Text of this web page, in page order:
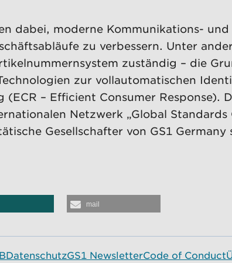
dabei, moderne Kommunikations-
zu verbessern. Unter
zuständig – die
zur vollautomatischen
– Efficient Consumer Response).
Netzwerk „Global
Gesellschafter von GS1
mail
DatenschutzGS1 NewsletterCode of Conduct